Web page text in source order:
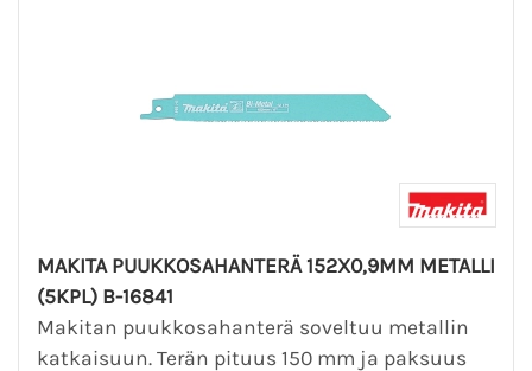
MAKITA PUUKKOSAHANTERÄ 152X0,9MM METALLI
(5KPL) B-16841
Makitan puukkosahanterä soveltuu metallin
katkaisuun. Terän pituus 150 mm ja paksuus